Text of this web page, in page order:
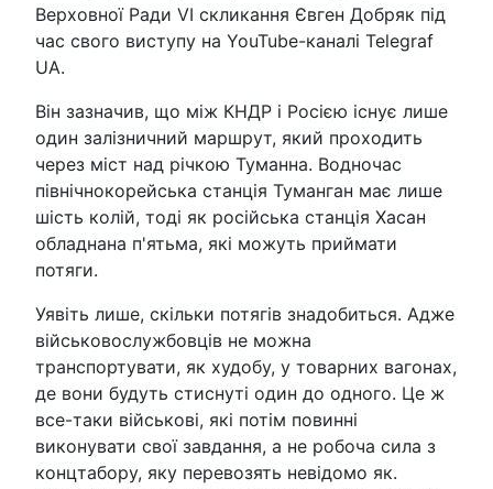
Верховної Ради VI скликання Євген Добряк під
час свого виступу на YouTube-каналі Telegraf
UA.
Він зазначив, що між КНДР і Росією існує лише
один залізничний маршрут, який проходить
через міст над річкою Туманна. Водночас
північнокорейська станція Туманган має лише
шість колій, тоді як російська станція Хасан
обладнана п'ятьма, які можуть приймати
потяги.
Уявіть лише, скільки потягів знадобиться. Адже
військовослужбовців не можна
транспортувати, як худобу, у товарних вагонах,
де вони будуть стиснуті один до одного. Це ж
все-таки військові, які потім повинні
виконувати свої завдання, а не робоча сила з
концтабору, яку перевозять невідомо як.